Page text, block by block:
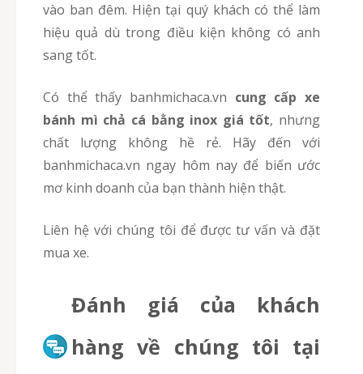
vào ban đêm. Hiện tại quý khách có thể làm
hiệu quả dù trong điều kiện không có anh
sang tốt.
Có thể thấy banhmichaca.vn cung cấp xe
bánh mì chả cá bằng inox giá tốt, nhưng
chất lượng không hề rẻ. Hãy đến với
banhmichaca.vn ngay hôm nay để biến ước
mơ kinh doanh của bạn thành hiện thật.
Liên hệ với chúng tôi để được tư vấn và đặt
mua xe.
Đánh giá của khách
hàng về chúng tôi tại